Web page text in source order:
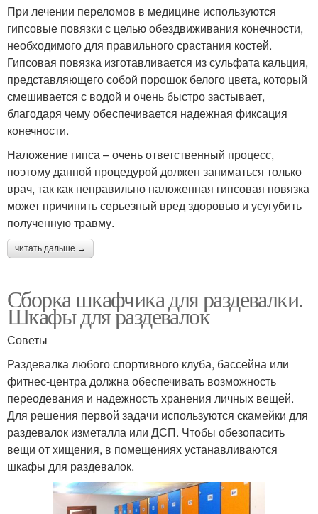
При лечении переломов в медицине используются
гипсовые повязки с целью обездвиживания конечности,
необходимого для правильного срастания костей.
Гипсовая повязка изготавливается из сульфата кальция,
представляющего собой порошок белого цвета, который
смешивается с водой и очень быстро застывает,
благодаря чему обеспечивается надежная фиксация
конечности.
Наложение гипса – очень ответственный процесс,
поэтому данной процедурой должен заниматься только
врач, так как неправильно наложенная гипсовая повязка
может причинить серьезный вред здоровью и усугубить
полученную травму.
читать дальше →
Сборка шкафчика для раздевалки.
Шкафы для раздевалок
Советы
Раздевалка любого спортивного клуба, бассейна или
фитнес-центра должна обеспечивать возможность
переодевания и надежность хранения личных вещей.
Для решения первой задачи используются скамейки для
раздевалок изметалла или ДСП. Чтобы обезопасить
вещи от хищения, в помещениях устанавливаются
шкафы для раздевалок.